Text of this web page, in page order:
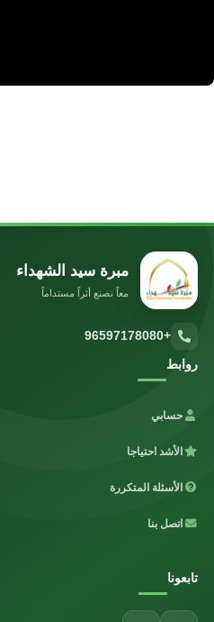
مبرة سيد الشهداء
معاً نصنع أثراً مستداماً
+96597178080
روابط
حسابي
الأشد احتياجا
الأسئلة المتكررة
اتصل بنا
تابعونا